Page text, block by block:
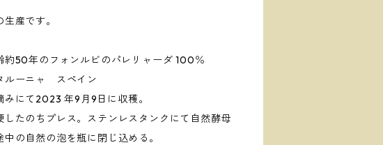
産です。
50年のフォンルビのパレリャーダ 100％
ルーニャ スペイン
にて2023 年9月9日に収穫。
たのちプレス。ステンレスタンクにて自然酵母
の自然の泡を瓶に閉じ込める。